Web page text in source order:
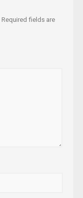
Required fields are